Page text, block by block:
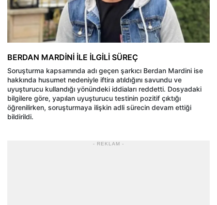
BERDAN MARDİNİ İLE İLGİLİ SÜREÇ
Soruşturma kapsamında adı geçen şarkıcı Berdan Mardini ise
hakkında husumet nedeniyle iftira atıldığını savundu ve
uyuşturucu kullandığı yönündeki iddiaları reddetti. Dosyadaki
bilgilere göre, yapılan uyuşturucu testinin pozitif çıktığı
öğrenilirken, soruşturmaya ilişkin adli sürecin devam ettiği
bildirildi.
- REKLAM -